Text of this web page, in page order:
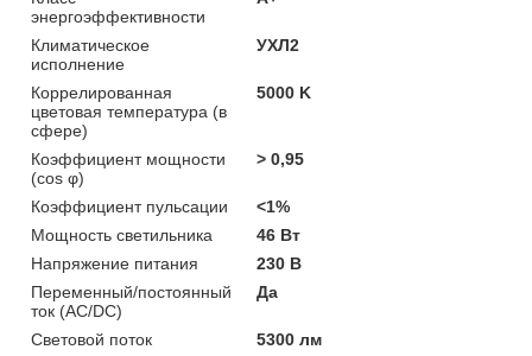
энергоэффективности
Климатическое
исполнение
УХЛ2
Коррелированная
цветовая температура (в
сфере)
5000 K
Коэффициент мощности
(cos φ)
> 0,95
Коэффициент пульсации
<1%
Мощность светильника
46 Вт
Напряжение питания
230 В
Переменный/постоянный
ток (AC/DC)
Да
Световой поток
5300 лм